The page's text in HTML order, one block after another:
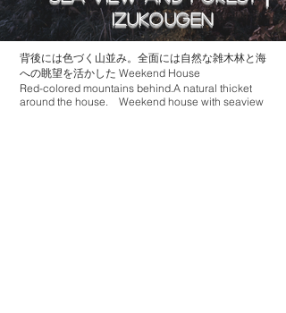
Izukougen
背後には色づく山並み。全面には自然な雑木林と海
への眺望を活かした Weekend House
Red-colored mountains behind.A natural thicket
around the house. Weekend house with seaview